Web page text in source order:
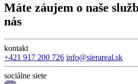
Máte záujem o naše
nás
kontakt
+421 917 200 726 info@sierareal.sk
sociálne siete